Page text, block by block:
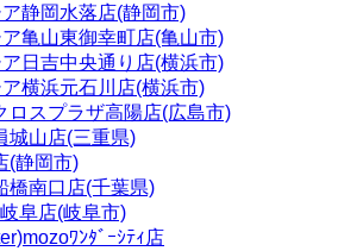
静岡水落店(静岡市)
亀山東御幸町店(亀山市)
日吉中央通り店(横浜市)
横浜元石川店(横浜市)
ロスプラザ高陽店(広島市)
城山店(三重県)
(静岡市)
橋南口店(千葉県)
阜店(岐阜市)
ﾜﾝﾀﾞｰｼﾃｨ店